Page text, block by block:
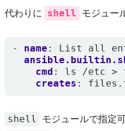
代わりに
shell モジュー
- name :
List all
cmd :
ls /etc >
creates :
shell モジュールで指定